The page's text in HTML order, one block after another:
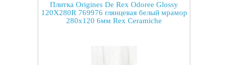
Плитка Origines De Rex Odoree Glossy
120X280R 769976 глянцевая белый мрамор
280x120 6мм Rex Ceramiche